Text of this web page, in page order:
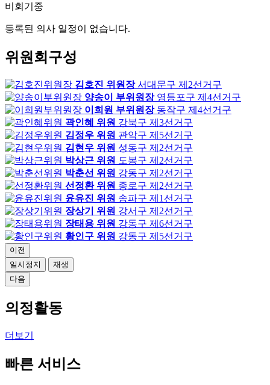
비회기중
등록된 의사 일정이 없습니다.
위원회구성
김호진 위원장 서대문구 제2선거구
양송이 부위원장 영등포구 제4선거구
이희원 부위원장 동작구 제4선거구
곽인혜 위원 강북구 제3선거구
김정우 위원 관악구 제5선거구
김현우 위원 성동구 제2선거구
박상근 위원 도봉구 제2선거구
박춘선 위원 강동구 제2선거구
선정환 위원 종로구 제2선거구
윤유진 위원 송파구 제1선거구
장상기 위원 강서구 제2선거구
장태용 위원 강동구 제6선거구
황인구 위원 강동구 제5선거구
이전
일시정지
재생
다음
의정활동
더보기
빠른 서비스